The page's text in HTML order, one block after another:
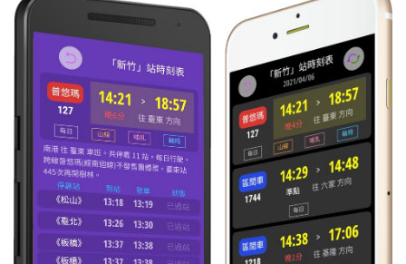
社頭 14:35 14:36
田中 14:41 14:47 準時到
二水 14:53 14:54 準時到
林內 15:00 15:01 準時到
石榴 15:06 準時到
斗六 15:10 15:11 準時到
斗南 15:18 15:24 準時到